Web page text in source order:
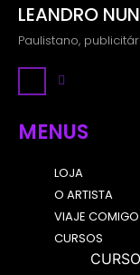
LEANDRO
Paulistano,
MENUS
LOJA
O ARTISTA
VIAJE COMIGO
CURSOS